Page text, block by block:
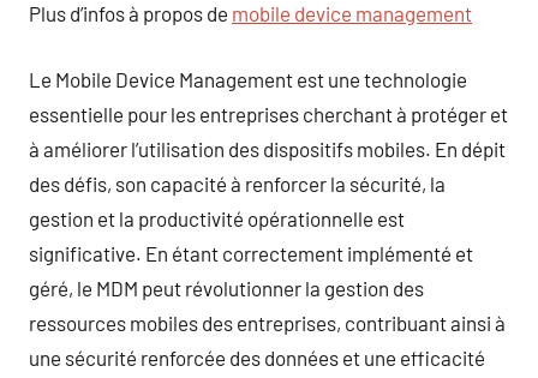
Plus d’infos à propos de mobile device management
Le Mobile Device Management est une technologie
essentielle pour les entreprises cherchant à protéger et
à améliorer l’utilisation des dispositifs mobiles. En dépit
des défis, son capacité à renforcer la sécurité, la
gestion et la productivité opérationnelle est
significative. En étant correctement implémenté et
géré, le MDM peut révolutionner la gestion des
ressources mobiles des entreprises, contribuant ainsi à
une sécurité renforcée des données et une efficacité